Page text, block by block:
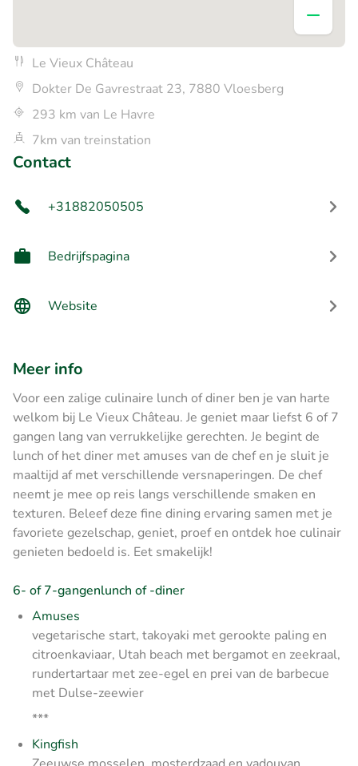
Le Vieux Château
Dokter De Gavrestraat 23, 7880 Vloesberg
293 km van Le Havre
7km van treinstation
Contact
+31882050505
Bedrijfspagina
Website
Meer info
Voor een zalige culinaire lunch of diner ben je van harte
welkom bij Le Vieux Château. Je geniet maar liefst 6 of 7
gangen lang van verrukkelijke gerechten. Je begint de
lunch of het diner met amuses van de chef en je sluit je
maaltijd af met verschillende versnaperingen. De chef
neemt je mee op reis langs verschillende smaken en
texturen. Beleef deze fine dining ervaring samen met je
favoriete gezelschap, geniet, proef en ontdek hoe culinair
genieten bedoeld is. Eet smakelijk!
6- of 7-gangenlunch of -diner
Amuses
vegetarische start, takoyaki met gerookte paling en
citroenkaviaar, Utah beach met bergamot en zeekraal,
rundertartaar met zee-egel en prei van de barbecue
met Dulse-zeewier
***
Kingfish